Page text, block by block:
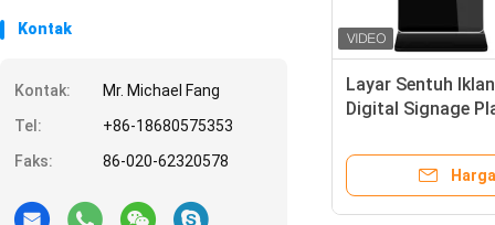
Kontak
Kontak:
Mr. Michael Fang
Tel:
+86-18680575353
Faks:
86-020-62320578
Layar Sentuh
Digital Signage